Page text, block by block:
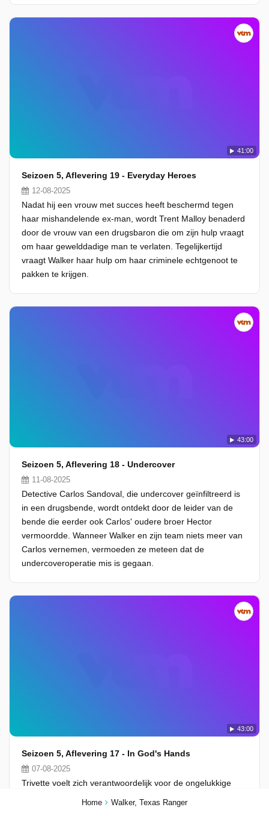
Home Walker, Texas Ranger
41:00
Seizoen 5, Aflevering 19 - Everyday Heroes
12-08-2025
Nadat hij een vrouw met succes heeft beschermd tegen
haar mishandelende ex-man, wordt Trent Malloy benaderd
door de vrouw van een drugsbaron die om zijn hulp vraagt
om haar gewelddadige man te verlaten. Tegelijkertijd
vraagt Walker haar hulp om haar criminele echtgenoot te
pakken te krijgen.
43:00
Seizoen 5, Aflevering 18 - Undercover
11-08-2025
Detective Carlos Sandoval, die undercover geïnfiltreerd is
in een drugsbende, wordt ontdekt door de leider van de
bende die eerder ook Carlos' oudere broer Hector
vermoordde. Wanneer Walker en zijn team niets meer van
Carlos vernemen, vermoeden ze meteen dat de
undercoveroperatie mis is gegaan.
43:00
Seizoen 5, Aflevering 17 - In God's Hands
07-08-2025
Trivette voelt zich verantwoordelijk voor de ongelukkige